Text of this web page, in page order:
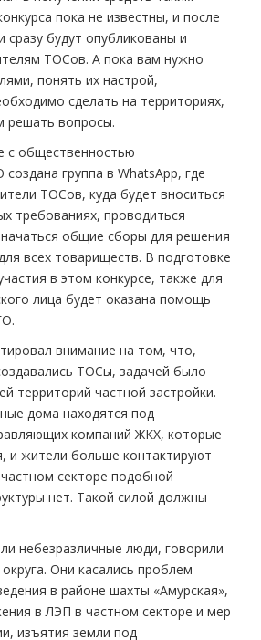
пока не известны, и после
сразу будут опубликованы и
ТОСов. А пока вам нужно
понять их настрой,
сделать на территориях,
решать вопросы.
с общественностью
группа в WhatsApp, где
ТОСов, куда будет вноситься
требованиях, проводиться
общие сборы для решения
всех товариществ. В подготовке
в этом конкурсе, также для
лица будет оказана помощь
внимание на том, что,
ТОСы, задачей было
территорий частной застройки.
дома находятся под
компаний ЖКХ, которые
и жители больше контактируют
секторе подобной
нет. Такой силой должны
небезразличные люди, говорили
Они касались проблем
в районе шахты «Амурская»,
в ЛЭП в частном секторе и мер
изъятия земли под